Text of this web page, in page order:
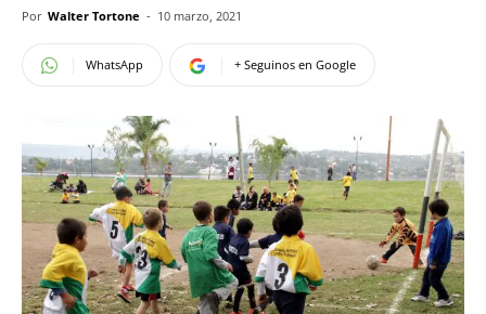
Por Walter Tortone - 10 marzo, 2021
WhatsApp + Seguinos en Google